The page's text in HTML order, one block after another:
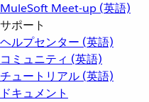
MuleSoft Meet-up (英語)
サポート
ヘルプセンター (英語)
コミュニティ (英語)
チュートリアル (英語)
ドキュメント